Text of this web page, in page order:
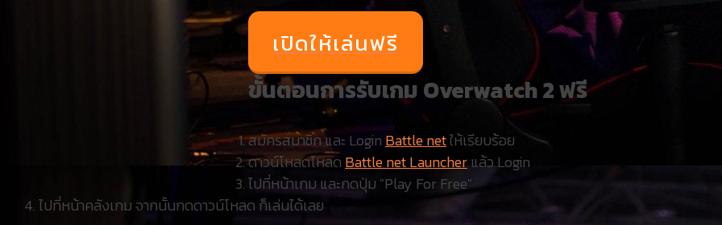
เปิดให้เล่นฟรี
ขั้นตอนการรับเกม Overwatch 2 ฟรี
สมัครสมาชิก และ Login Battle netให้เรียบร้อย
ดาวน์โหลดโหลด Battle net Launcherแล้ว Login
ไปที่หน้าเกม และกดปุ่ม "Play For Free"
ไปที่หน้าคลังเกม จากนั้นกดดาวน์โหลด ก็เล่นได้เลย